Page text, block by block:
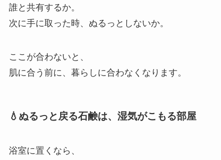
誰と共有するか。
次に手に取った時、ぬるっとしないか。
ここが合わないと、
肌に合う前に、暮らしに合わなくなります。
💧ぬるっと戻る石鹸は、湿気がこもる部屋
浴室に置くなら、